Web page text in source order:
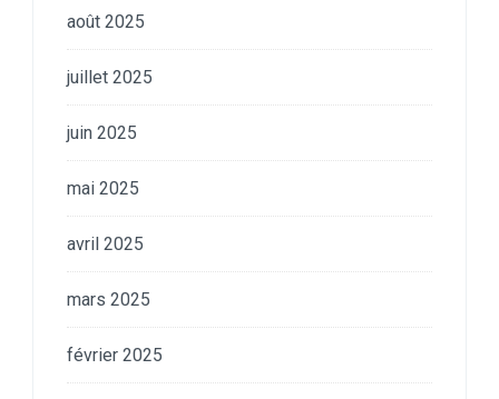
août 2025
juillet 2025
juin 2025
mai 2025
avril 2025
mars 2025
février 2025